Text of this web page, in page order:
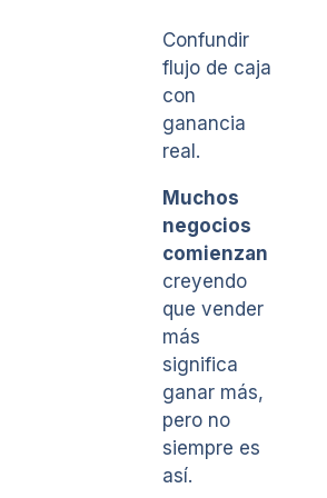
Confundir
flujo de caja
con
ganancia
real.
Muchos
negocios
comienzan
creyendo
que vender
más
significa
ganar más,
pero no
siempre es
así.